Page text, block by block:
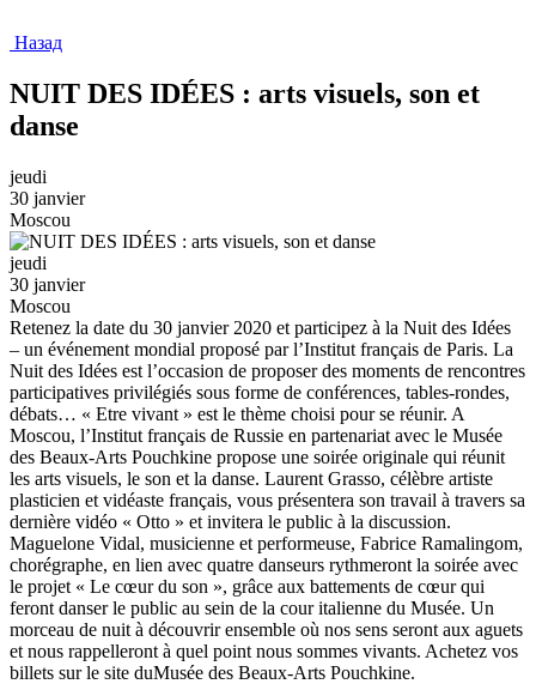
Назад
NUIT DES IDÉES : arts visuels, son et
danse
jeudi
30 janvier
Moscou
jeudi
30 janvier
Moscou
Retenez la date du 30 janvier 2020 et participez à la Nuit des Idées
– un événement mondial proposé par l’Institut français de Paris. La
Nuit des Idées est l’occasion de proposer des moments de rencontres
participatives privilégiés sous forme de conférences, tables-rondes,
débats… « Etre vivant » est le thème choisi pour se réunir. A
Moscou, l’Institut français de Russie en partenariat avec le Musée
des Beaux-Arts Pouchkine propose une soirée originale qui réunit
les arts visuels, le son et la danse. Laurent Grasso, célèbre artiste
plasticien et vidéaste français, vous présentera son travail à travers sa
dernière vidéo « Otto » et invitera le public à la discussion.
Maguelone Vidal, musicienne et performeuse, Fabrice Ramalingom,
chorégraphe, en lien avec quatre danseurs rythmeront la soirée avec
le projet « Le cœur du son », grâce aux battements de cœur qui
feront danser le public au sein de la cour italienne du Musée. Un
morceau de nuit à découvrir ensemble où nos sens seront aux aguets
et nous rappelleront à quel point nous sommes vivants. Achetez vos
billets sur le site duMusée des Beaux-Arts Pouchkine.